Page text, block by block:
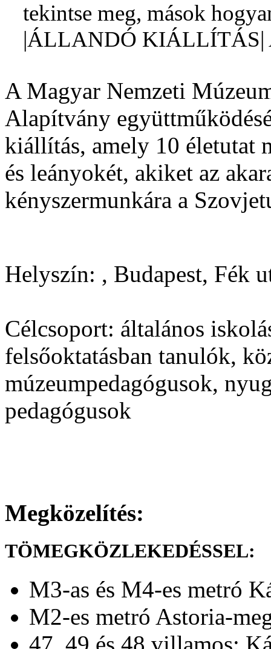
tekintse meg, mások
|ÁLLANDÓ KIÁLLÍTÁS|
A Magyar Nemzeti
Alapítvány
kiállítás, amely 10 életutat
és leányokét, akiket az
kényszermunkára a
Helyszín: , Budapest, Fék
Célcsoport: általános
felsőoktatásban tanulók,
múzeumpedagógusok,
pedagógusok
Megközelítés:
TÖMEGKÖZLEKEDÉSSEL:
M3-as és M4-es metró
M2-es metró Astoria-